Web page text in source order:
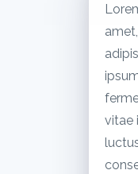
vitae